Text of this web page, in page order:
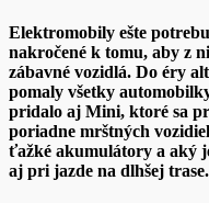
Elektromobily ešte
nakročené k tomu, aby z
zábavné vozidlá. Do éry
pomaly všetky
pridalo aj Mini, ktoré sa
poriadne mrštných
ťažké akumulátory a aký
aj pri jazde na dlhšej trase.